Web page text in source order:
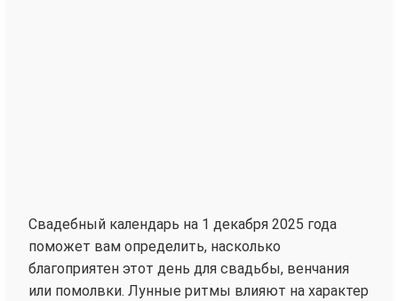
Свадебный календарь на 1 декабря 2025 года
поможет вам определить, насколько
благоприятен этот день для свадьбы, венчания
или помолвки. Лунные ритмы влияют на характер